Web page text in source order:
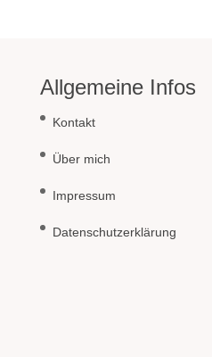
Allgemeine Infos
Kontakt
Über mich
Impressum
Datenschutzerklärung